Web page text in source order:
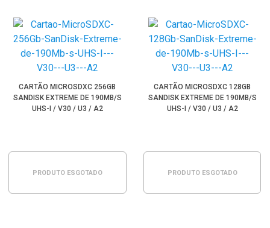
CARTÃO MICROSDXC 256GB
SANDISK EXTREME DE 190MB/S
UHS-I / V30 / U3 / A2
PRODUTO ESGOTADO
CARTÃO MICROSDXC 128GB
SANDISK EXTREME DE 190MB/S
UHS-I / V30 / U3 / A2
PRODUTO ESGOTADO